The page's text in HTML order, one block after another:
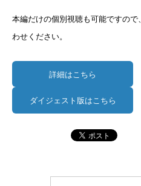
本編だけの個別視聴も可能ですの
わせください。
詳細はこちら
ダイジェスト版はこちら